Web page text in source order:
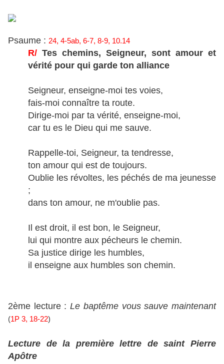
Psaume : 24, 4-5ab, 6-7, 8-9, 10.14
R/ Tes chemins, Seigneur, sont amour et
vérité pour qui garde ton alliance
Seigneur, enseigne-moi tes voies,
fais-moi connaître ta route.
Dirige-moi par ta vérité, enseigne-moi,
car tu es le Dieu qui me sauve.
Rappelle-toi, Seigneur, ta tendresse,
ton amour qui est de toujours.
Oublie les révoltes, les péchés de ma jeunesse
;
dans ton amour, ne m'oublie pas.
Il est droit, il est bon, le Seigneur,
lui qui montre aux pécheurs le chemin.
Sa justice dirige les humbles,
il enseigne aux humbles son chemin.
2ème lecture :Le baptême vous sauve maintenant
(1P 3, 18-22)
Lecture de la première lettre de saint Pierre
Apôtre